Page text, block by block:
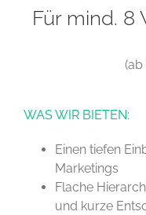
Für mind. 8
(ab
WAS WIR BIETEN:
Einen tiefen
Marketings
Flache
und kurze